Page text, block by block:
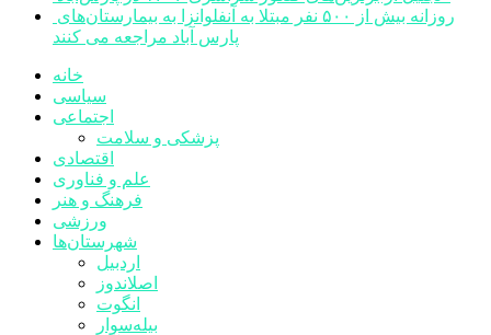
پارس آباد مراجعه می کنند
خانه
سیاسی
اجتماعی
پزشکی و سلامت
اقتصادی
علم و فناوری
فرهنگ و هنر
ورزشی
شهرستان‌ها
اردبیل
اصلاندوز
انگوت
بیله‌سوار